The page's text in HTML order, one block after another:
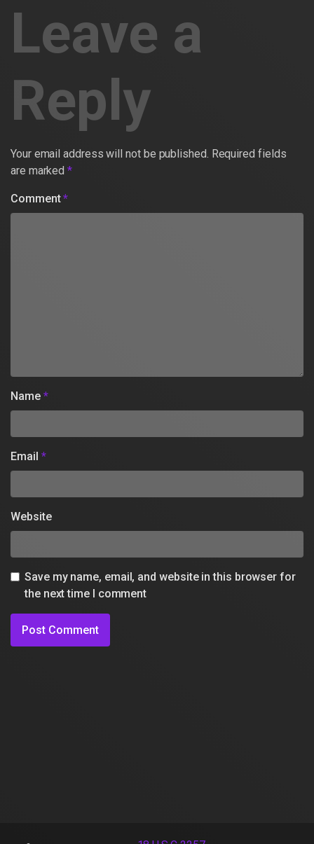
Leave a
Reply
Your email address will not be published. Required fields
are marked*
Comment*
Name *
Email *
Website
Save my name, email, and website in this browser for
the next time I comment